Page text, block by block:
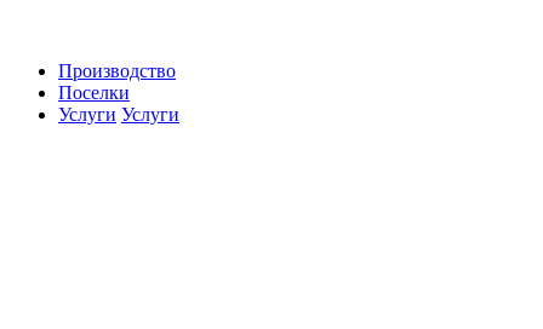
Производство
Поселки
Услуги Услуги